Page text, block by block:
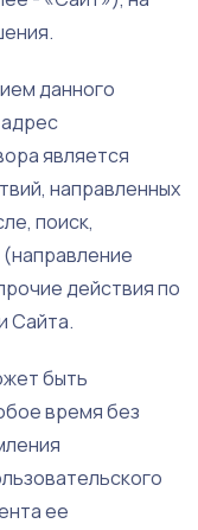
данного
является
направленных
поиск,
действия по
Сайта.
быть
время без
ее